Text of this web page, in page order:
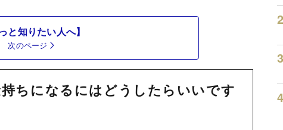
と知りたい人へ】
次のページ
ちになるにはどうしたらいいです